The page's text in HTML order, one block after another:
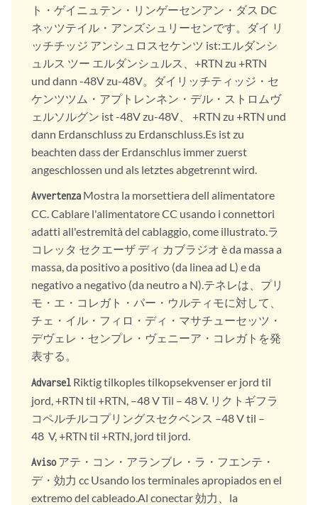
ト・ゲイニュテン・リンゲーセンアン・ダス DC
ネッツテイル・アンズシュリーセンです。ダイ リ
ッチチッジ アンシュロスセケンツ ist:エルダンシ
ュルス ツー エルダンシュルス、+RTN zu +RTN
und dann -48V zu-48V。ダイリッチティッジ・セ
ケンツツム・アプトレンネン・デル・ストロムヴ
ェルソルグン ist -48V zu-48V、 +RTN zu +RTN und
dann Erdanschluss zu Erdanschluss.Es ist zu
beachten dass der Erdanschlus immer zuerst
angeschlossen und als letztes abgetrennt wird.
Avvertenza Mostra la morsettiera dell alimentatore
CC. Cablare l'alimentatore CC usando i connettori
adatti all'estremità del cablaggio, come illustrato.ラ
コレッタ セクエーザ ディ カブラジオ è da massa a
massa, da positivo a positivo (da linea ad L) e da
negativo a negativo (da neutro a N).テネレは、プリ
モ・エ・コレガト・パー・ウルティモに対して、
チェ・イル・フィロ・ディ・マサチューセッツ・
デヴェレ・センプレ・ヴェニーア・コレガトを発
表する。
Advarsel Riktig tilkoples tilkopsekvenser er jord til
jord, +RTN til +RTN, –48 V Til – 48 V. リクトギフラ
コペルチルコプリングスセクベンス –48 V til –
48 V, +RTN til +RTN, jord til jord.
Avisoアテ・コン・アランブレ・ラ・フエンテ・
デ・効力 cc Usando los terminales apropiados en el
extremo del cableado.Al conectar 効力、la